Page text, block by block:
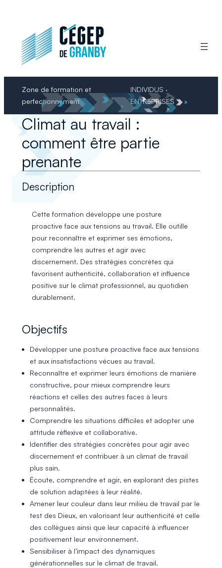
Zone de formation et
perfectionnement
INDIVIDUS ·
ENTREPRISES
Climat au travail :
comment être partie
prenante
Description
Cette formation développe une posture
proactive face aux tensions au travail. Elle outille
pour reconnaître et exprimer ses émotions,
comprendre les autres et agir avec
discernement. Des stratégies concrètes qui
favorisent authenticité, collaboration et influence
positive sur le climat professionnel, au quotidien
durablement.
Objectifs
Développer une posture proactive face aux tensions
et aux insatisfactions vécues au travail.
Reconnaître et exprimer leurs émotions de manière
constructive, pour mieux comprendre leurs
réactions et celles des autres faces à leurs
personnalités.
Comprendre les situations difficiles et adopter une
attitude réflexive et collaborative.
Identifier des stratégies concrètes pour agir avec
discernement et contribuer à un climat de travail
plus sain.
Écoute, comprendre et agir, en explorant des pistes
de solution adaptées à leur réalité.
Amener leur couleur dans leur milieu de travail par le
test des Dieux, en valorisant leur authenticité et celle
des collègues ainsi que leur capacité à influencer
positivement leur environnement.
Sensibiliser à l’impact des dynamiques
générationnelles sur le climat de travail.